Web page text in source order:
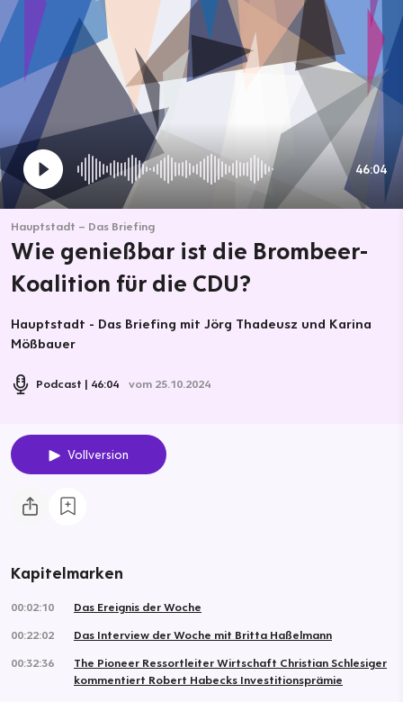
46:04
Hauptstadt – Das Briefing
Wie genießbar ist die Brombeer-
Koalition für die CDU?
Hauptstadt - Das Briefing mit Jörg Thadeusz und Karina
Mößbauer
Podcast 46:04 vom 25.10.2024
Vollversion
Kapitelmarken
00:02:10
Das Ereignis der Woche
00:22:02
Das Interview der Woche mit Britta Haßelmann
00:32:36
The Pioneer Ressortleiter Wirtschaft Christian Schlesiger
kommentiert Robert Habecks Investitionsprämie